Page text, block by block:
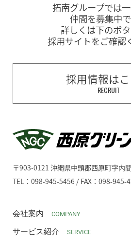
拓南グループでは
仲間を募集中で
詳しくは下のボ
採用サイトをご確認
採用情報は
RECRUIT
〒903-0121 沖縄県中頭郡西原町字内
TEL：098-945-5456 / FAX：098-945-
会社案内 COMPANY
サービス紹介 SERVICE